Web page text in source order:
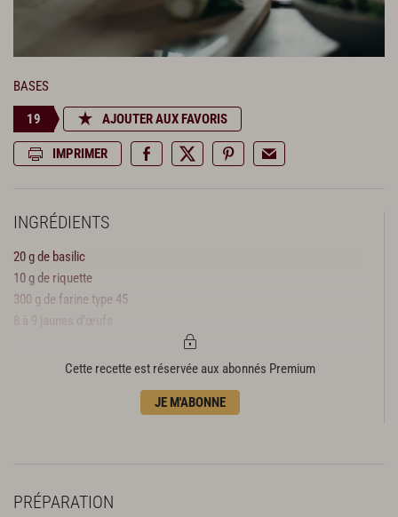
BASES
19 AJOUTER AUX FAVORIS
IMPRIMER
INGRÉDIENTS
20 g de basilic
10 g de riquette
300 g de farine type 45
8 à 9 jaunes d’œufs
Cette recette est réservée aux abonnés Premium
JE M'ABONNE
PRÉPARATION